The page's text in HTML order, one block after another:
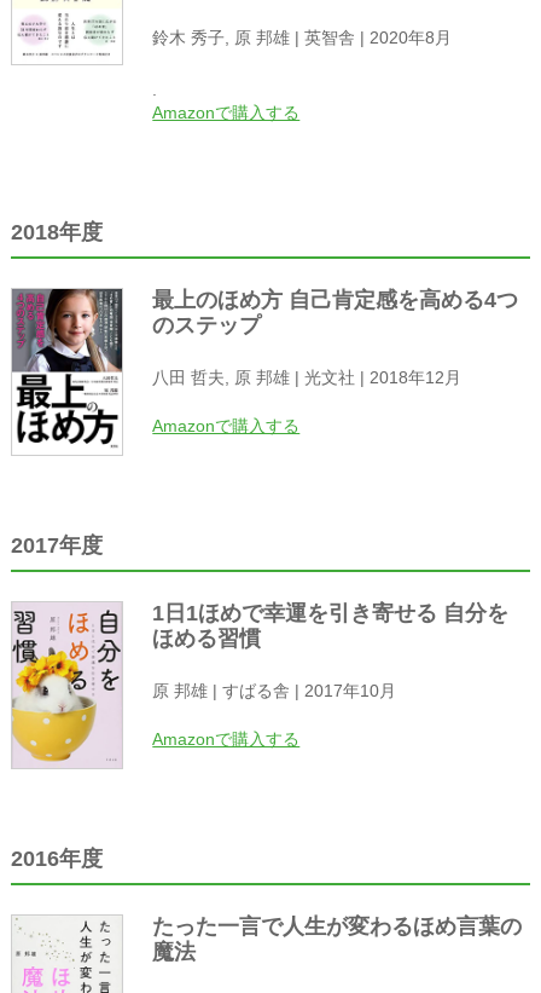
鈴木 秀子, 原 邦雄 | 英智舎 | 2020年8月
Amazonで購入する
2018年度
最上のほめ方 自己肯定感を高める4つ
のステップ
八田 哲夫, 原 邦雄 | 光文社 | 2018年12月
Amazonで購入する
2017年度
1日1ほめで幸運を引き寄せる 自分を
ほめる習慣
原 邦雄 | すばる舎 | 2017年10月
Amazonで購入する
2016年度
たった一言で人生が変わるほめ言葉の
魔法